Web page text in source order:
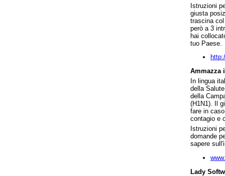
Istruzioni
giusta
trascina
però a 3
hai
tuo Paese.
Ammazza
In lingua
della
della
(H1N1). Il
fare in
contagio e
Istruzioni
domande
sapere
Lady